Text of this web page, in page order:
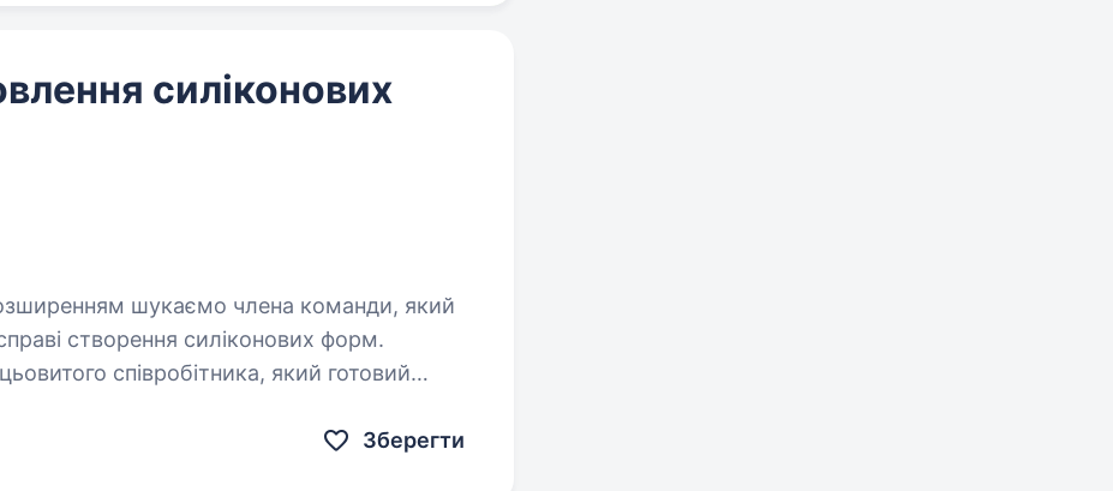
силіконових
створення силіконових форм.
співробітника, який готовий
Зберегти